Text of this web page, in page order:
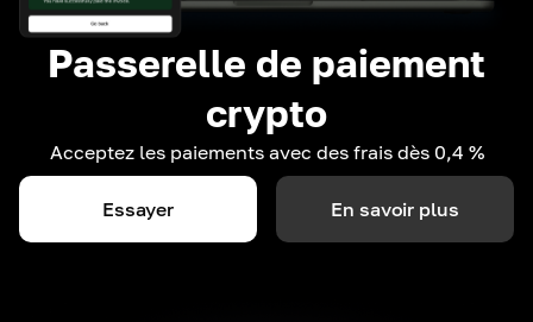
Passerelle de paiement
crypto
Acceptez les paiements avec des frais dès 0,4 %
Essayer En savoir plus